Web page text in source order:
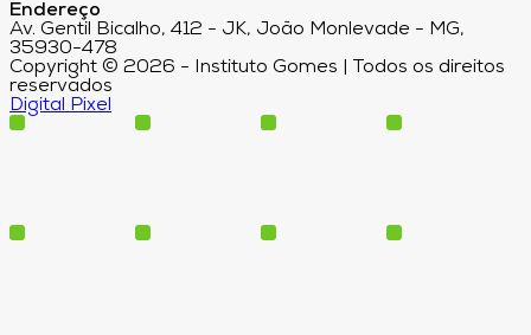
Endereço
Av. Gentil Bicalho, 412 - JK, João Monlevade - MG,
35930-478
Copyright © 2026 - Instituto Gomes | Todos os direitos
reservados
Digital Pixel